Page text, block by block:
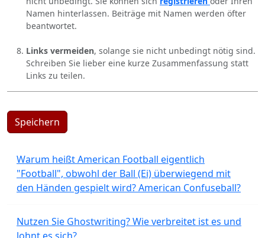
Namen hinterlassen. Beiträge mit Namen werden öfter
beantwortet.
Links vermeiden, solange sie nicht unbedingt nötig sind.
Schreiben Sie lieber eine kurze Zusammenfassung statt
Links zu teilen.
Speichern
Warum heißt American Football eigentlich
"Football", obwohl der Ball (Ei) überwiegend mit
den Händen gespielt wird? American Confuseball?
Nutzen Sie Ghostwriting? Wie verbreitet ist es und